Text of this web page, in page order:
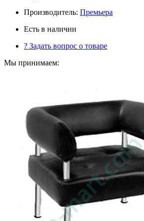
Производитель: Премьера
Есть в наличии
? Задать вопрос о товаре
Мы принимаем: